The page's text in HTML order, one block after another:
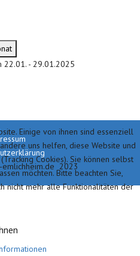
22.01. - 29.01.2025
2023
Einige von ihnen sind essenziell
uns helfen, diese Website und
Cookies). Sie können selbst
möchten. Bitte beachten Sie,
nicht mehr alle Funktionalitäten der